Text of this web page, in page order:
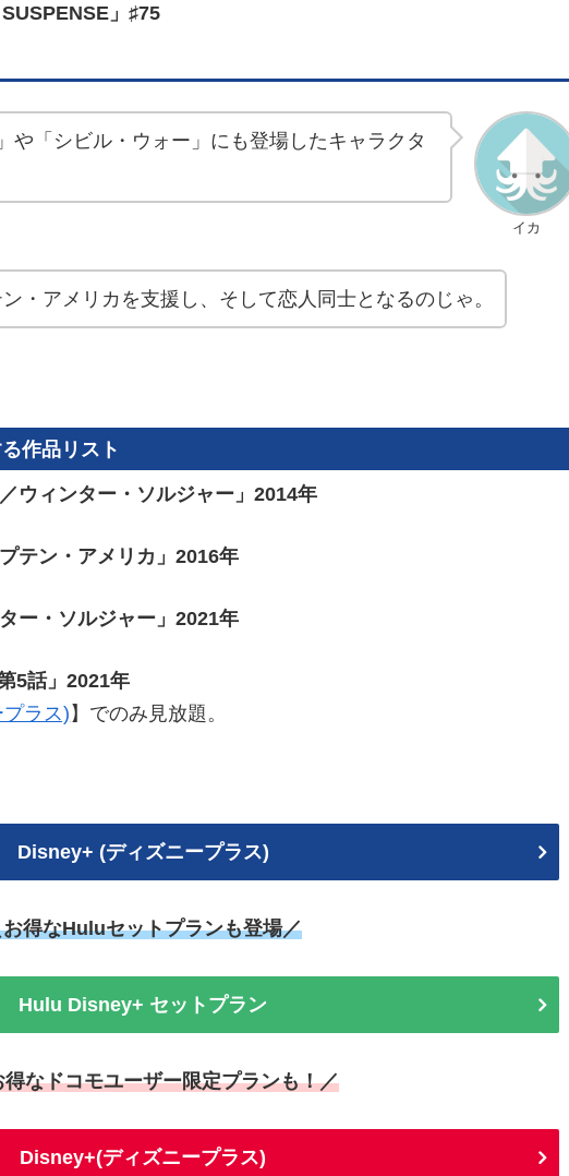
」♯75
イカ
や「シビル・ウォー」にも登場したキャラクタ
・アメリカを支援し、そして恋人同士となるのじゃ。
作品リスト
ウィンター・ソルジャー」2014年
テン・アメリカ」2016年
ー・ソルジャー」2021年
5話」2021年
ラス) 】でのみ見放題。
Disney+ (ディズニープラス)
得なHuluセットプランも登場／
Hulu Disney+ セットプラン
得なドコモユーザー限定プランも！／
Disney+(ディズニープラス)